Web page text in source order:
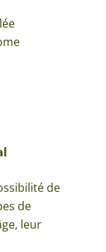
de
de
leur